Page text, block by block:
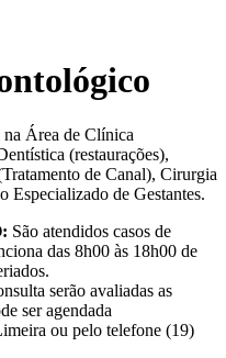
na Área de Clínica
(restaurações),
de Canal), Cirurgia
Especializado de Gestantes.
São atendidos casos de
das 8h00 às 18h00 de
serão avaliadas as
ser agendada
ou pelo telefone (19)